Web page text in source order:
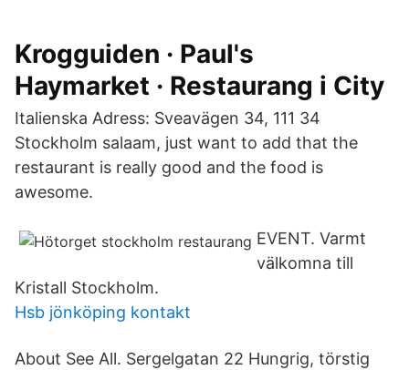
Krogguiden · Paul's
Haymarket · Restaurang i City
Italienska Adress: Sveavägen 34, 111 34
Stockholm salaam, just want to add that the
restaurant is really good and the food is
awesome.
EVENT. Varmt
välkomna till
Kristall Stockholm.
Hsb jönköping kontakt
About See All. Sergelgatan 22 Hungrig, törstig